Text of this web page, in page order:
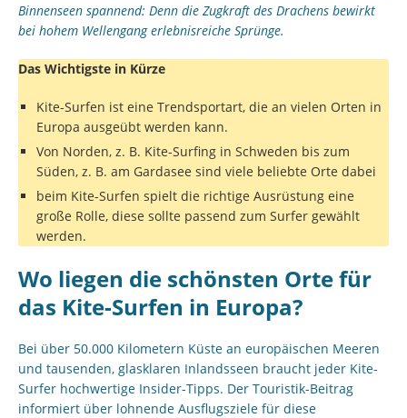
Binnenseen spannend: Denn die Zugkraft des Drachens bewirkt
bei hohem Wellengang erlebnisreiche Sprünge.
Das Wichtigste in Kürze
Kite-Surfen ist eine Trendsportart, die an vielen Orten in
Europa ausgeübt werden kann.
Von Norden, z. B. Kite-Surfing in Schweden bis zum
Süden, z. B. am Gardasee sind viele beliebte Orte dabei
beim Kite-Surfen spielt die richtige Ausrüstung eine
große Rolle, diese sollte passend zum Surfer gewählt
werden.
Wo liegen die schönsten Orte für
das Kite-Surfen in Europa?
Bei über 50.000 Kilometern Küste an europäischen Meeren
und tausenden, glasklaren Inlandsseen braucht jeder Kite-
Surfer hochwertige Insider-Tipps. Der Touristik-Beitrag
informiert über lohnende Ausflugsziele für diese